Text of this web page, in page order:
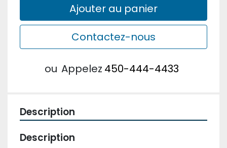
Ajouter au panier
Contactez-nous
ou Appelez 450-444-4433
Description
Description